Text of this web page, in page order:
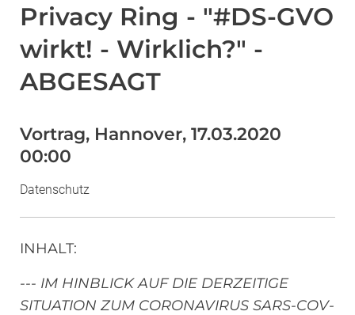
Privacy Ring - "#DS-GVO
wirkt! - Wirklich?" -
ABGESAGT
Vortrag, Hannover, 17.03.2020
00:00
Datenschutz
INHALT:
--- IM HINBLICK AUF DIE DERZEITIGE
SITUATION ZUM CORONAVIRUS SARS-COV-